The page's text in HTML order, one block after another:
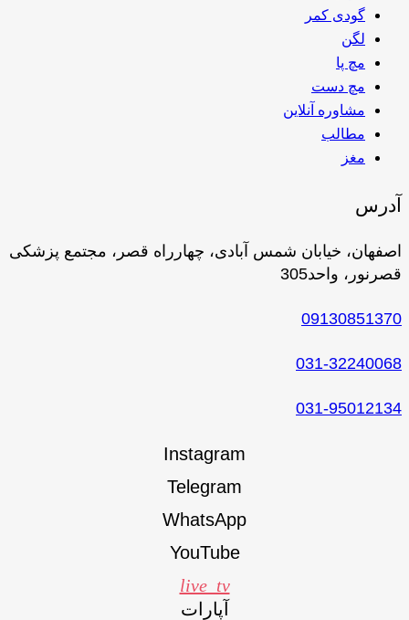
گودی کمر
لگن
مچ پا
مچ دست
مشاوره آنلاین
مطالب
مغز
آدرس
اصفهان، خیابان شمس آبادی، چهارراه قصر، مجتمع پزشکی
قصرنور، واحد305
09130851370
031-32240068
031-95012134
Instagram
Telegram
WhatsApp
YouTube
live_tv
آپارات